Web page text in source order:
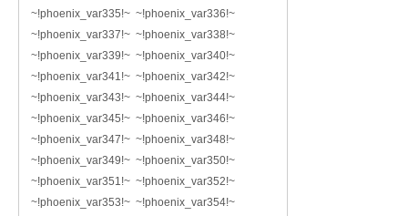
~!phoenix_var335!~ ~!phoenix_var336!~
~!phoenix_var337!~ ~!phoenix_var338!~
~!phoenix_var339!~ ~!phoenix_var340!~
~!phoenix_var341!~ ~!phoenix_var342!~
~!phoenix_var343!~ ~!phoenix_var344!~
~!phoenix_var345!~ ~!phoenix_var346!~
~!phoenix_var347!~ ~!phoenix_var348!~
~!phoenix_var349!~ ~!phoenix_var350!~
~!phoenix_var351!~ ~!phoenix_var352!~
~!phoenix_var353!~ ~!phoenix_var354!~